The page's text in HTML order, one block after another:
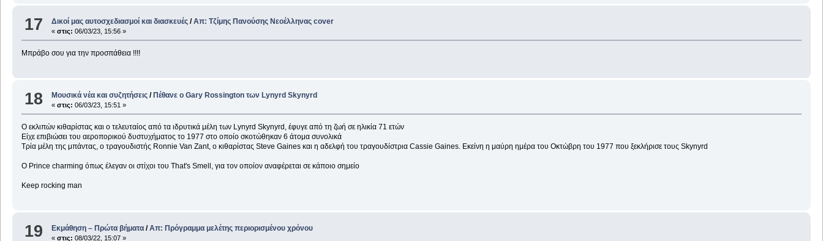
17 Δικοί μας αυτοσχεδιασμοί και διασκευές /Απ: Τζίμης Πανούσης Νεοέλληνας cover
«στις: 06/03/23, 15:56 »
Μπράβο σου για την προσπάθεια !!!!
18 Μουσικά νέα και συζητήσεις / Πέθανε ο Gary Rossington των Lynyrd Skynyrd
«στις: 06/03/23, 15:51 »
Ο εκλιπών κιθαρίστας και ο τελευταίος από τα ιδρυτικά μέλη των Lynyrd Skynyrd, έφυγε από τη ζωή σε ηλικία 71 ετών
Είχε επιβιώσει του αεροπορικού δυστυχήματος το 1977 στο οποίο σκοτώθηκαν 6 άτομα συνολικά
Τρία μέλη της μπάντας, ο τραγουδιστής Ronnie Van Zant, ο κιθαρίστας Steve Gaines και η αδελφή του τραγουδίστρια Cassie Gaines. Eκείνη η μαύρη ημέρα του Οκτώβρη του 1977 που ξεκλήρισε τους Skynyrd
O Prince charming όπως έλεγαν οι στίχοι του That's Smell, για τον οποίον αναφέρεται σε κάποιο σημείο
Keep rocking man
19 Εκμάθηση – Πρώτα βήματα /Απ: Πρόγραμμα μελέτης περιορισμένου χρόνου
«στις: 08/03/22, 15:07 »